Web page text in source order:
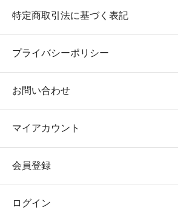
特定商取引法に基づく表記
プライバシーポリシー
お問い合わせ
マイアカウント
会員登録
ログイン